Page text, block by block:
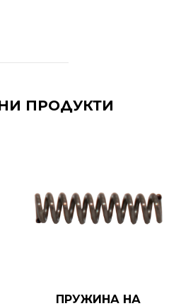
ПРОДУКТИ
ПРУЖИНА НА